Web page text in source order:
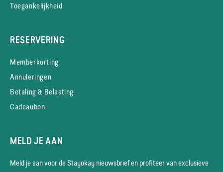
Toegankelijkheid
RESERVERING
Memberkorting
Annuleringen
Betaling & Belasting
Cadeaubon
MELD JE AAN
Meld je aan voor de Stayokay nieuws­brief en profiteer van exclusieve